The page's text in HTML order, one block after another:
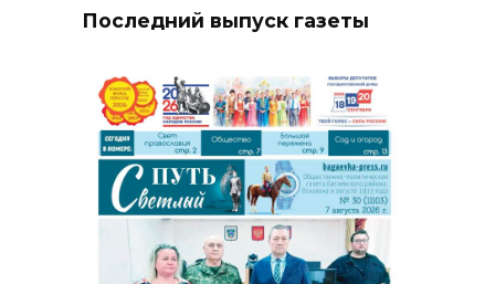
Последний выпуск газеты